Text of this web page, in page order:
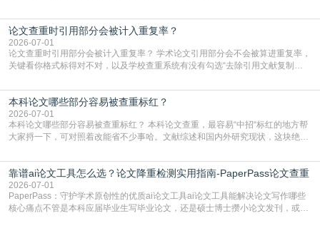
真的太亏。提前做AIGC检测，已经成了很多过来人交稿前必做的一步。为什么
AIGC检测成了论文答辩投稿前的必备项？可能还有不少人觉得，我就用AI搭了个
框架，内容都是自己写的，至于做AIG
论文查重时引用部分会被计入重复率？
2026-07-01
论文查重时引用部分会被计入重复率？ 学术论文引用部分会不会被算进重复率，
关键看你格式标得对不对，以及学校查重系统有没有勾选“去除引用文献复制
独占一行，每条文献用[1][2]方括号编号、与正文一一对应，著录项符合GB/T
7714（作者、题名、刊名、年、卷期、页码齐全，标点用半角）；查重系统识别
成功后通常把这段标为引用，
本科论文哪些部分容易被查重标红？
2026-07-01
本科论文哪些部分容易被查重标红？ 本科论文查重，最容易“中招“标红的地方帮
大家捋一下，可对照着改能省不少事哈。文献综述和国内外研究现状，这块绝对
乎一模一样的话，你要是直接复制百度百科、教材或别人写好的综述段落，系统
一抓一个准，整段飘红。研究背景、意义和方法描述也是不可避免，比如“本文采
用问卷调查法““运用SPSS软件进行数据分
靠谱ai论文工具怎么选？论文降重检测实用指南-PaperPass论文查重
2026-07-01
PaperPass：守护学术原创性的优质ai论文工具ai论文工具能解决论文写作哪些
核心痛点不管是本科应届毕业生写毕业论文，还是硕士博士攒小论文发刊，或是